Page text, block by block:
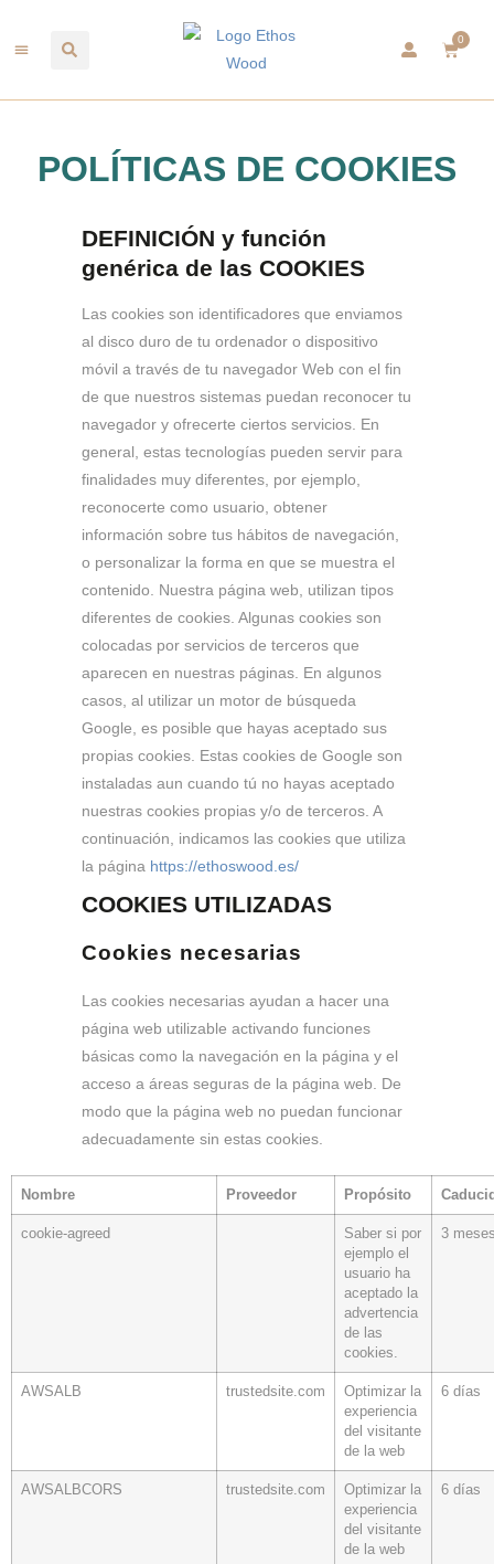
0
POLÍTICAS DE COOKIES
DEFINICIÓN y función
genérica de las COOKIES
Las cookies son identificadores que enviamos
al disco duro de tu ordenador o dispositivo
móvil a través de tu navegador Web con el fin
de que nuestros sistemas puedan reconocer tu
navegador y ofrecerte ciertos servicios. En
general, estas tecnologías pueden servir para
finalidades muy diferentes, por ejemplo,
reconocerte como usuario, obtener
información sobre tus hábitos de navegación,
o personalizar la forma en que se muestra el
contenido. Nuestra página web, utilizan tipos
diferentes de cookies. Algunas cookies son
colocadas por servicios de terceros que
aparecen en nuestras páginas. En algunos
casos, al utilizar un motor de búsqueda
Google, es posible que hayas aceptado sus
propias cookies. Estas cookies de Google son
instaladas aun cuando tú no hayas aceptado
nuestras cookies propias y/o de terceros. A
continuación, indicamos las cookies que utiliza
la página https://ethoswood.es/
COOKIES UTILIZADAS
Cookies necesarias
Las cookies necesarias ayudan a hacer una
página web utilizable activando funciones
básicas como la navegación en la página y el
acceso a áreas seguras de la página web. De
modo que la página web no puedan funcionar
adecuadamente sin estas cookies.
Nombre Proveedor Propósito
cookie-agreed
Saber si por
ejemplo el
usuario ha
aceptado la
advertencia
de las
cookies.
3
AWSALB trustedsite.com
Optimizar la
experiencia
del visitante
de la web
6 días
AWSALBCORS trustedsite.com
Optimizar la
experiencia
del visitante
de la web
6 días